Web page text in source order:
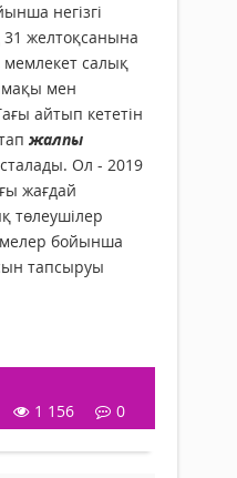
негізгі
желтоқсанына
мемлекет салық
мен
айтып кететін
жалпы
Ол - 2019
жағдай
төлеушілер
бойынша
тапсыруы
1 156 0